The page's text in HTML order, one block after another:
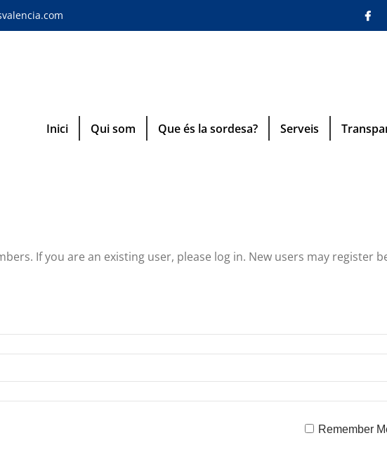
Inici Qui som Que és la sordesa? Serveis
If you are an existing user, please log in. New users may register
Remember